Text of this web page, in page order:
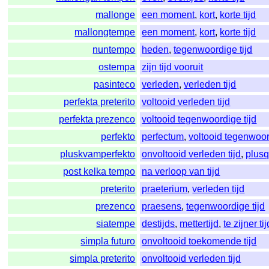
mallonge
een moment, kort, korte tijd
mallongtempe
een moment, kort, korte tijd
nuntempo
heden,tegenwoordige tijd
ostempa
zijn tijd vooruit
pasinteco
verleden,verleden tijd
perfekta preterito
voltooid verleden tijd
perfekta prezenco
voltooid tegenwoordige tijd
perfekto
perfectum,voltooid
pluskvamperfekto
onvoltooid verleden tijd,
post kelka tempo
na verloop van tijd
preterito
praeterium,verleden tijd
prezenco
praesens,tegenwoordige tijd
siatempe
destijds, mettertijd,te zijner
simpla futuro
onvoltooid toekomende tijd
simpla preterito
onvoltooid verleden tijd